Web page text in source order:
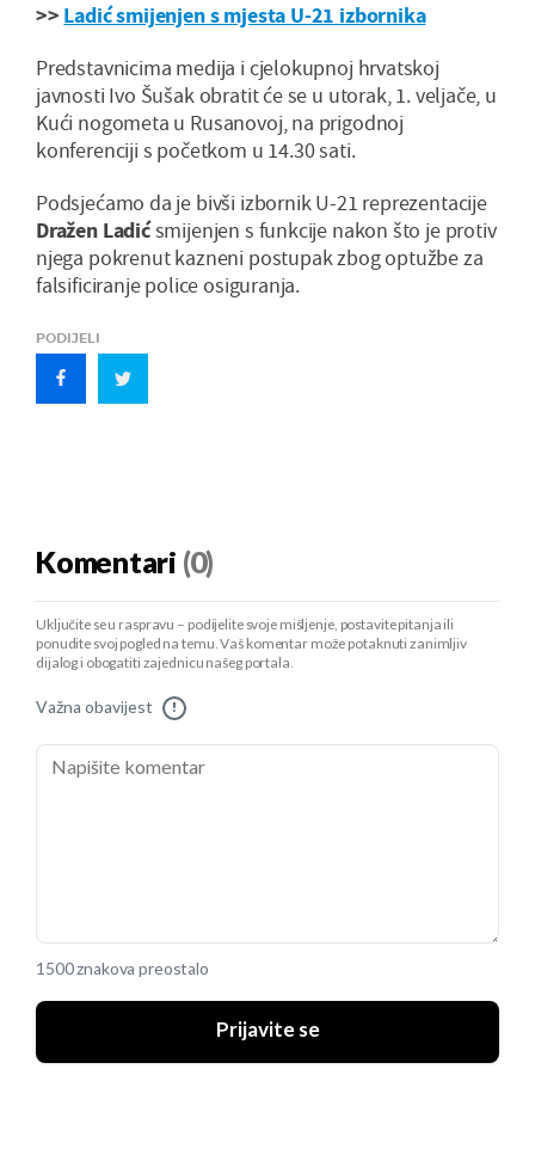
>> Ladić smijenjen s mjesta U-21 izbornika
Predstavnicima medija i cjelokupnoj hrvatskoj
javnosti Ivo Šušak obratit će se u utorak, 1. veljače, u
Kući nogometa u Rusanovoj, na prigodnoj
konferenciji s početkom u 14.30 sati.
Podsjećamo da je bivši izbornik U-21 reprezentacije
Dražen Ladićsmijenjen s funkcije nakon što je protiv
njega pokrenut kazneni postupak zbog optužbe za
falsificiranje police osiguranja.
PODIJELI
Komentari (0)
Uključite se u raspravu – podijelite svoje mišljenje, postavite pitanja ili
ponudite svoj pogled na temu. Vaš komentar može potaknuti zanimljiv
dijalog i obogatiti zajednicu našeg portala.
Važna obavijest !
1500 znakova preostalo
Prijavite se